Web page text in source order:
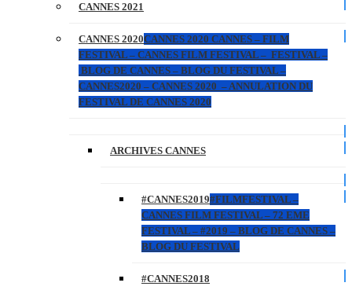
CANNES 2021
CANNES 2020CANNES 2020 CANNES – FILM
FESTIVAL – CANNES FILM FESTIVAL – FESTIVAL –
BLOG DE CANNES – BLOG DU FESTIVAL –
CANNES2020 – CANNES 2020 – ANNULATION DU
FESTIVAL DE CANNES 2020
ARCHIVES CANNES
#CANNES2019#FILMFESTIVAL –
CANNES FILM FESTIVAL – 72 EME
FESTIVAL – #2019 – BLOG DE CANNES –
BLOG DU FESTIVAL
#CANNES2018